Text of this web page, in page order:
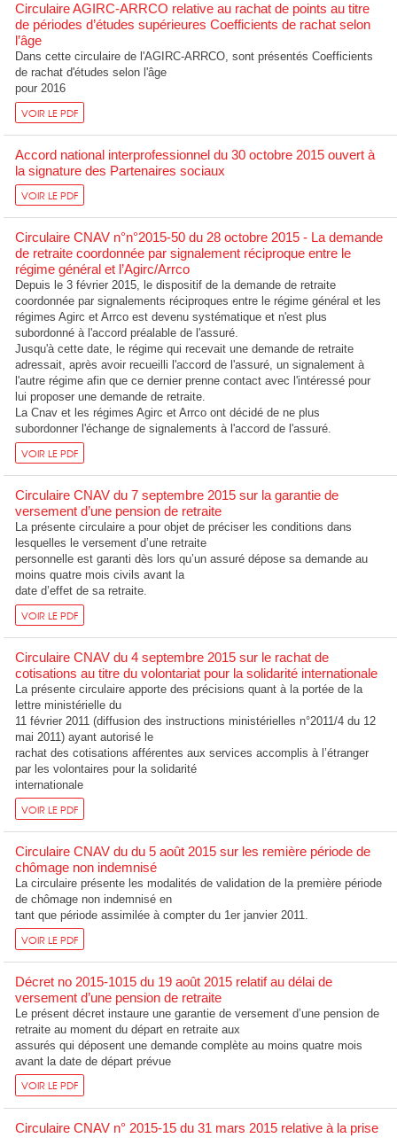
Circulaire AGIRC-ARRCO relative au rachat de points au titre
de périodes d’études supérieures Coefficients de rachat selon
l’âge
Dans cette circulaire de l'AGIRC-ARRCO, sont présentés Coefficients
de rachat d'études selon l'âge
pour 2016
VOIR LE PDF
Accord national interprofessionnel du 30 octobre 2015 ouvert à
la signature des Partenaires sociaux
VOIR LE PDF
Circulaire CNAV n°n°2015-50 du 28 octobre 2015 - La demande
de retraite coordonnée par signalement réciproque entre le
régime général et l’Agirc/Arrco
Depuis le 3 février 2015, le dispositif de la demande de retraite
coordonnée par signalements réciproques entre le régime général et les
régimes Agirc et Arrco est devenu systématique et n'est plus
subordonné à l'accord préalable de l'assuré.
Jusqu'à cette date, le régime qui recevait une demande de retraite
adressait, après avoir recueilli l'accord de l'assuré, un signalement à
l'autre régime afin que ce dernier prenne contact avec l'intéressé pour
lui proposer une demande de retraite.
La Cnav et les régimes Agirc et Arrco ont décidé de ne plus
subordonner l'échange de signalements à l'accord de l'assuré.
VOIR LE PDF
Circulaire CNAV du 7 septembre 2015 sur la garantie de
versement d’une pension de retraite
La présente circulaire a pour objet de préciser les conditions dans
lesquelles le versement d’une retraite
personnelle est garanti dès lors qu’un assuré dépose sa demande au
moins quatre mois civils avant la
date d’effet de sa retraite.
VOIR LE PDF
Circulaire CNAV du 4 septembre 2015 sur le rachat de
cotisations au titre du volontariat pour la solidarité internationale
La présente circulaire apporte des précisions quant à la portée de la
lettre ministérielle du
11 février 2011 (diffusion des instructions ministérielles n°2011/4 du 12
mai 2011) ayant autorisé le
rachat des cotisations afférentes aux services accomplis à l’étranger
par les volontaires pour la solidarité
internationale
VOIR LE PDF
Circulaire CNAV du du 5 août 2015 sur les remière période de
chômage non indemnisé
La circulaire présente les modalités de validation de la première période
de chômage non indemnisé en
tant que période assimilée à compter du 1er janvier 2011.
VOIR LE PDF
Décret no 2015-1015 du 19 août 2015 relatif au délai de
versement d’une pension de retraite
Le présent décret instaure une garantie de versement d’une pension de
retraite au moment du départ en retraite aux
assurés qui déposent une demande complète au moins quatre mois
avant la date de départ prévue
VOIR LE PDF
Circulaire CNAV n° 2015-15 du 31 mars 2015 relative à la prise